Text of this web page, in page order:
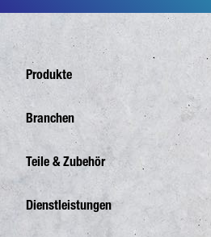
Produkte
Übersicht Canter
7,5 Tonnen
8,55 Tonnen
Branchen
Übersicht Branchen
Verteilerverkehr
Abfallentsorgung
Teile & Zubehör
Übersicht Teile & Zubehör
Dienstleistungen